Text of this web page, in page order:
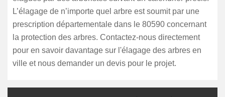
L’élagage de n’importe quel arbre est soumit par une
prescription départementale dans le 80590 concernant
la protection des arbres. Contactez-nous directement
pour en savoir davantage sur l'élagage des arbres en
ville et nous demander un devis pour le projet.